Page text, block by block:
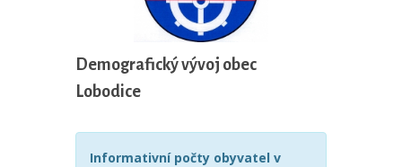
Demografický vývoj obec
Lobodice
Informativní počty obyvatel v